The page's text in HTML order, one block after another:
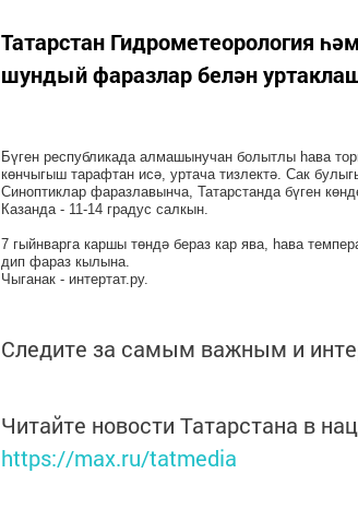
Татарстан Гидрометеорология
шундый фаразлар белән
Бүген республикада алмашынучан болытлы һава
көнчыгыш тарафтан исә, уртача тизлектә. Сак
Синоптиклар фаразлавынча, Татарстанда бүген
Казанда - 11-14 градус салкын.
7 гыйнварга каршы төндә бераз кар ява, һава
дип фараз кылына.
Чыганак - интертат.ру.
Следите за самым важным и
Читайте новости Татарстана в
https://max.ru/tatmedia